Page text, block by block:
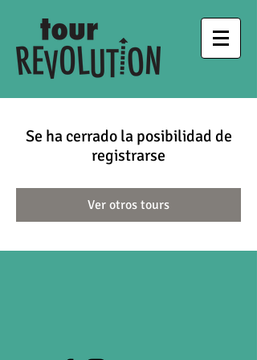
Se ha cerrado la posibilidad de
registrarse
Ver otros tours